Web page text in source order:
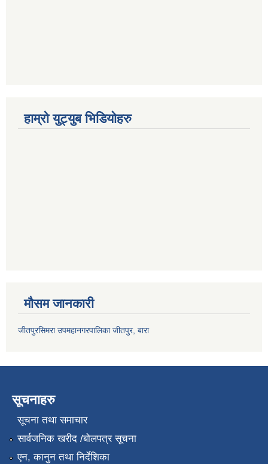
हाम्रो युट्युब भिडियोहरु
मौसम जानकारी
जीतपुरसिमरा उपमहानगरपालिका जीतपुर, बारा
सूचनाहरु
सूचना तथा समाचार
सार्वजनिक खरीद /बोलपत्र सूचना
एन, कानुन तथा निर्देशिका